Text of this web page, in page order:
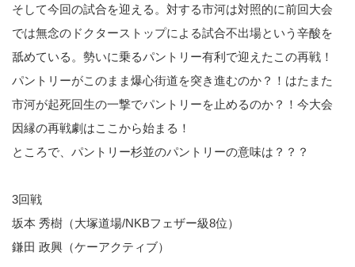
そして今回の試合を迎える。対する市河は対照的に前回大会
では無念のドクターストップによる試合不出場という辛酸を
舐めている。勢いに乗るパントリー有利で迎えたこの再戦！
パントリーがこのまま爆心街道を突き進むのか？！はたまた
市河が起死回生の一撃でパントリーを止めるのか？！今大会
因縁の再戦劇はここから始まる！
ところで、パントリー杉並のパントリーの意味は？？？
3回戦
坂本 秀樹（大塚道場/NKBフェザー級8位）
鎌田 政興（ケーアクティブ）